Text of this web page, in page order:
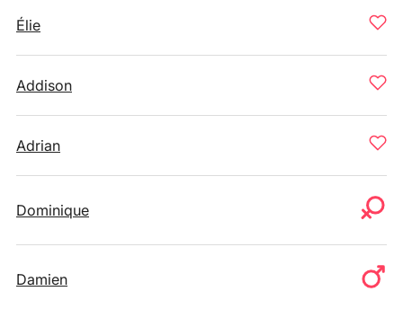
Élie
Addison
Adrian
Dominique
Damien